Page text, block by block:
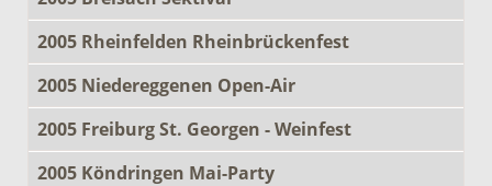
2005 Rheinfelden Rheinbrückenfest
2005 Niedereggenen Open-Air
2005 Freiburg St. Georgen - Weinfest
2005 Köndringen Mai-Party